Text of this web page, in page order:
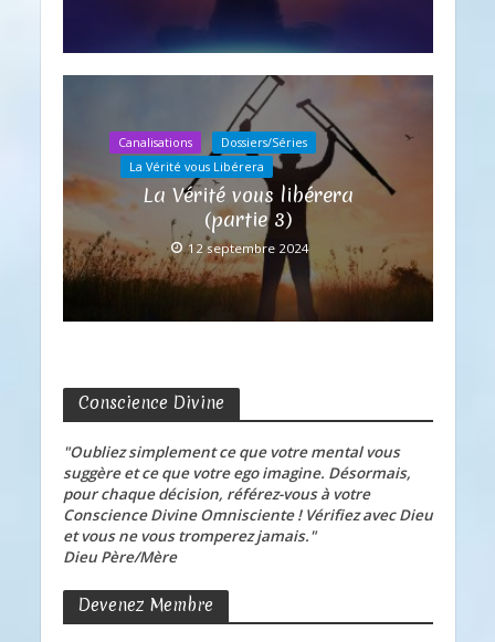
Canalisations
Dossiers/Séries
La Vérité vous Libérera
La Vérité vous libérera
(partie 3)
12 septembre 2024
Conscience Divine
"Oubliez simplement ce que votre mental vous
suggère et ce que votre ego imagine. Désormais,
pour chaque décision, référez-vous à votre
Conscience Divine Omnisciente ! Vérifiez avec Dieu
et vous ne vous tromperez jamais."
Dieu Père/Mère
Devenez Membre